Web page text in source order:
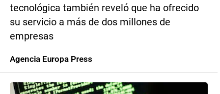
tecnológica también reveló que ha ofrecido
su servicio a más de dos millones de
empresas
Agencia Europa Press